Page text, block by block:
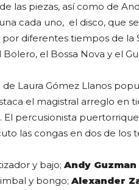
las piezas, así como de
cada uno, el disco, que
por diferentes tiempos de la
el Bossa Nova y el
Laura Gómez Llanos
el magistral arreglo en
El percusionista
las congas en dos de los
y bajo; Andy Guzman
y bongo; Alexander